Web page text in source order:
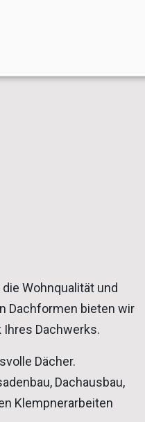
Wohnqualität und
Dachformen bieten wir
Dachwerks.
Dächer.
Dachausbau,
Klempnerarbeiten